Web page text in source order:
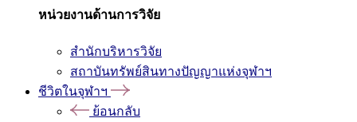
หน่วยงานด้านการวิจัย
สำนักบริหารวิจัย
สถาบันทรัพย์สินทางปัญญาแห่งจุฬาฯ
ชีวิตในจุฬาฯ
ย้อนกลับ